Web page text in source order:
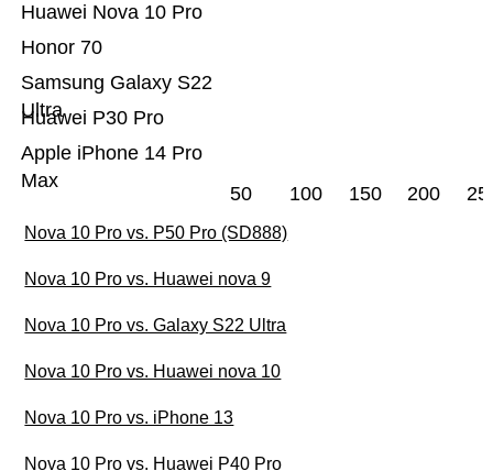
Apple iPhone 14 Pro
Max
Huawei P30 Pro
Samsung Galaxy S22
Ultra
Honor 70
Huawei Nova 10 Pro
50 100 150 200
Nova 10 Pro vs. P50 Pro (SD888)
Nova 10 Pro vs. Huawei nova 9
Nova 10 Pro vs. Galaxy S22 Ultra
Nova 10 Pro vs. Huawei nova 10
Nova 10 Pro vs. iPhone 13
Nova 10 Pro vs. Huawei P40 Pro